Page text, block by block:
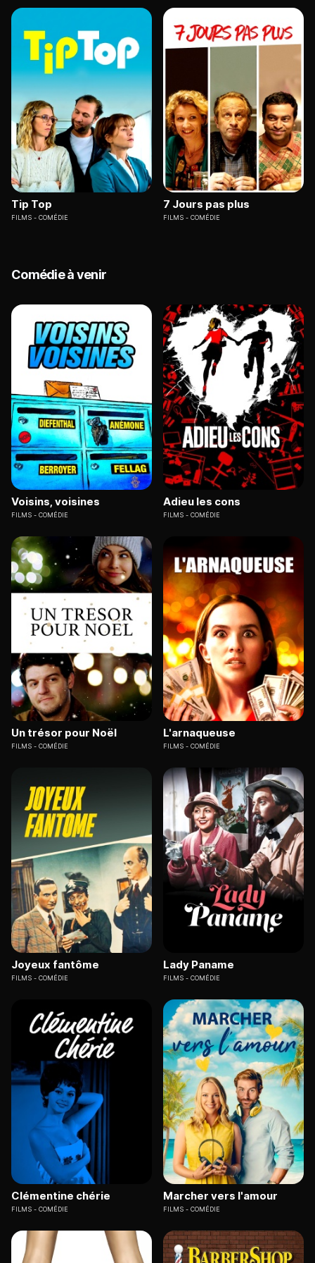
Tip Top
FILMS COMÉDIE
7 Jours pas plus
FILMS COMÉDIE
Comédie à venir
Voisins, voisines
FILMS COMÉDIE
Adieu les cons
FILMS COMÉDIE
Un trésor pour Noël
FILMS COMÉDIE
L'arnaqueuse
FILMS COMÉDIE
Joyeux fantôme
FILMS COMÉDIE
Lady Paname
FILMS COMÉDIE
Clémentine chérie
FILMS COMÉDIE
Marcher vers l'amour
FILMS COMÉDIE